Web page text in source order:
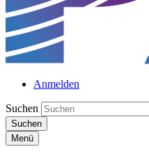
Anmelden
Suchen
Suchen
Menü